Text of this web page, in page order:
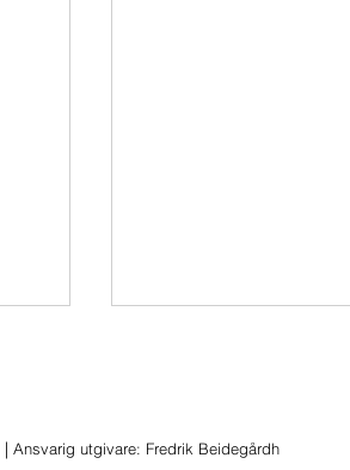
| Ansvarig utgivare: Fredrik Beidegårdh